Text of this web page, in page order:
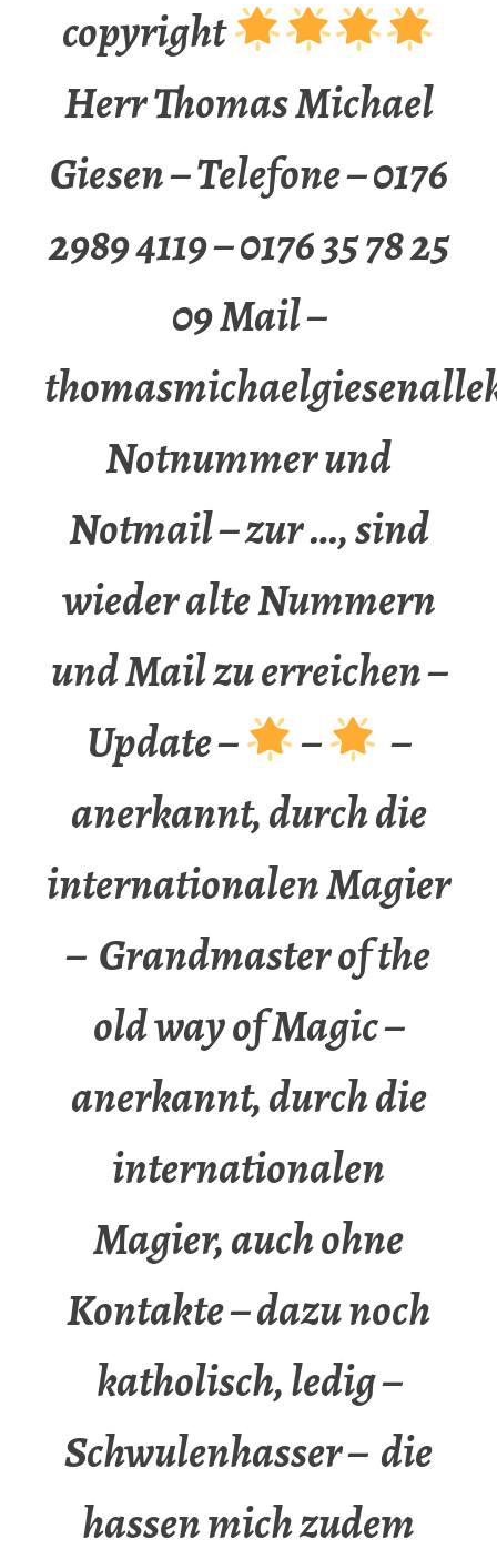
copyright
Herr Thomas Michael
Giesen – Telefone – 0176
2989 4119 – 0176 35 78 25
09 Mail –
Notnummer und
Notmail – zur …, sind
wieder alte Nummern
und Mail zu erreichen –
Update –
–
–
anerkannt, durch die
internationalen Magier
– Grandmaster of the
old way of Magic –
anerkannt, durch die
internationalen
Magier, auch ohne
Kontakte – dazu noch
katholisch, ledig –
Schwulenhasser – die
hassen mich zudem